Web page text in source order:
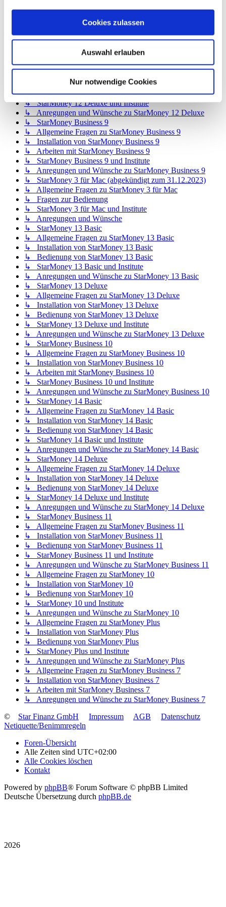
Cookies zulassen
Auswahl erlauben
Nur notwendige Cookies
↳ Installation von StarMoney 12 Basic
↳ Bedienung von StarMoney 12 Basic
↳ Anregungen und Wünsche zu StarMoney 12 Basic
↳ StarMoney 12 Deluxe
↳ Installation von StarMoney 12 Deluxe
↳ Bedienung von StarMoney 12 Deluxe
↳ StarMoney 12 Deluxe und Institute
↳ Anregungen und Wünsche zu StarMoney 12 Deluxe
↳ StarMoney Business 9
↳ Allgemeine Fragen zu StarMoney Business 9
↳ Installation von StarMoney Business 9
↳ Arbeiten mit StarMoney Business 9
↳ StarMoney Business 9 und Institute
↳ Anregungen und Wünsche zu StarMoney Business 9
↳ StarMoney 3 für Mac (abgekündigt zum 31.12.2023)
↳ Allgemeine Fragen zu StarMoney 3 für Mac
↳ Fragen zur Bedienung
↳ StarMoney 3 für Mac und Institute
↳ Anregungen und Wünsche
↳ StarMoney 13 Basic
↳ Allgemeine Fragen zu StarMoney 13 Basic
↳ Installation von StarMoney 13 Basic
↳ Bedienung von StarMoney 13 Basic
↳ StarMoney 13 Basic und Institute
↳ Anregungen und Wünsche zu StarMoney 13 Basic
↳ StarMoney 13 Deluxe
↳ Allgemeine Fragen zu StarMoney 13 Deluxe
↳ Installation von StarMoney 13 Deluxe
↳ Bedienung von StarMoney 13 Deluxe
↳ StarMoney 13 Deluxe und Institute
↳ Anregungen und Wünsche zu StarMoney 13 Deluxe
↳ StarMoney Business 10
↳ Allgemeine Fragen zu StarMoney Business 10
↳ Installation von StarMoney Business 10
↳ Arbeiten mit StarMoney Business 10
↳ StarMoney Business 10 und Institute
↳ Anregungen und Wünsche zu StarMoney Business 10
↳ StarMoney 14 Basic
↳ Allgemeine Fragen zu StarMoney 14 Basic
↳ Installation von StarMoney 14 Basic
↳ Bedienung von StarMoney 14 Basic
↳ StarMoney 14 Basic und Institute
↳ Anregungen und Wünsche zu StarMoney 14 Basic
↳ StarMoney 14 Deluxe
↳ Allgemeine Fragen zu StarMoney 14 Deluxe
↳ Installation von StarMoney 14 Deluxe
↳ Bedienung von StarMoney 14 Deluxe
↳ StarMoney 14 Deluxe und Institute
↳ Anregungen und Wünsche zu StarMoney 14 Deluxe
↳ StarMoney Business 11
↳ Allgemeine Fragen zu StarMoney Business 11
↳ Installation von StarMoney Business 11
↳ Bedienung von StarMoney Business 11
↳ StarMoney Business 11 und Institute
↳ Anregungen und Wünsche zu StarMoney Business 11
↳ Allgemeine Fragen zu StarMoney 10
↳ Installation von StarMoney 10
↳ Bedienung von StarMoney 10
↳ StarMoney 10 und Institute
↳ Anregungen und Wünsche zu StarMoney 10
↳ Allgemeine Fragen zu StarMoney Plus
↳ Installation von StarMoney Plus
↳ Bedienung von StarMoney Plus
↳ StarMoney Plus und Institute
↳ Anregungen und Wünsche zu StarMoney Plus
↳ Allgemeine Fragen zu StarMoney Business 7
↳ Installation von StarMoney Business 7
↳ Arbeiten mit StarMoney Business 7
↳ Anregungen und Wünsche zu StarMoney Business 7
©
Star Finanz GmbH Impressum AGB
Datenschutz
Netiquette/Benimmregeln
Foren-Übersicht
Alle Zeiten sind UTC+02:00
Alle Cookies löschen
Kontakt
Powered by phpBB® Forum Software © phpBB Limited
Deutsche Übersetzung durch phpBB.de
2026